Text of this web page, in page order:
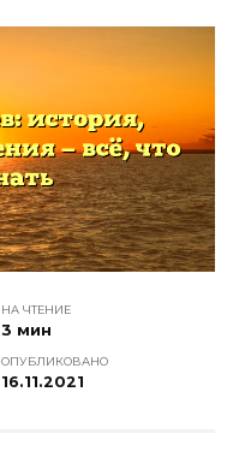
НА ЧТЕНИЕ
3 мин
ОПУБЛИКОВАНО
16.11.2021